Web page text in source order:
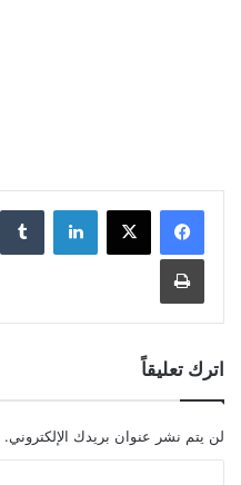
لينكدإن
طباعة
اترك تعليقاً
لن يتم نشر عنوان بريدك الإلكتروني.